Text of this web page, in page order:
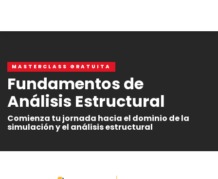
MASTERCLASS GRATUITA
Fundamentos de
Análisis Estructural
Comienza tu jornada hacia el dominio de la
simulación y el análisis estructural